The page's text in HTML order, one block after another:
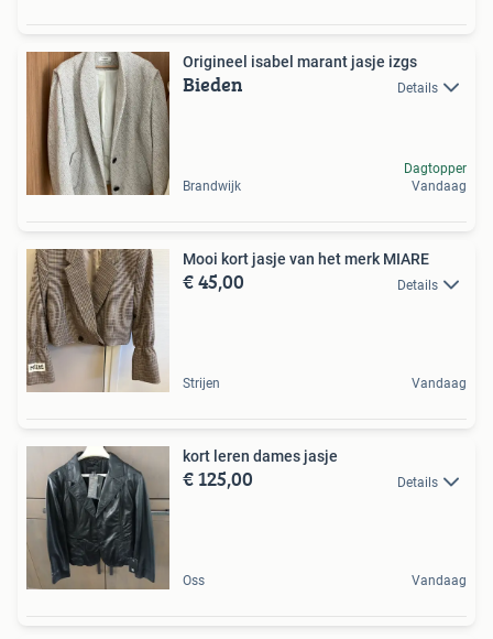
Origineel isabel marant jasje izgs
Bieden Details
Brandwijk
Dagtopper
Vandaag
Mooi kort jasje van het merk MIARE
€ 45,00 Details
Strijen Vandaag
kort leren dames jasje
€ 125,00 Details
Oss Vandaag